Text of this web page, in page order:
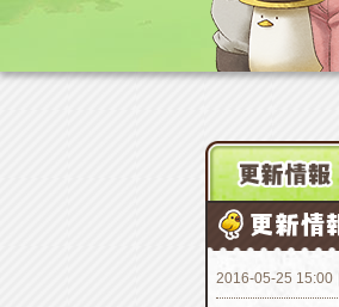
2016-05-25 15:00